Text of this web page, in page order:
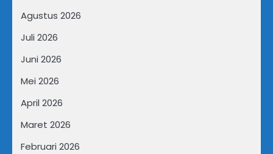
Agustus 2026
Juli 2026
Juni 2026
Mei 2026
April 2026
Maret 2026
Februari 2026